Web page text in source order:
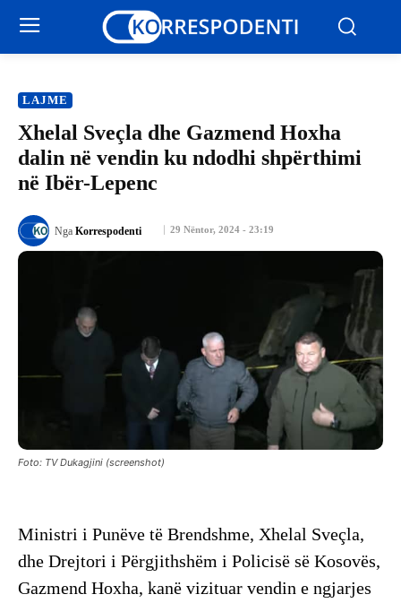
LAJME
Xhelal Sveçla dhe Gazmend Hoxha
dalin në vendin ku ndodhi shpërthimi
në Ibër-Lepenc
29 Nëntor, 2024 - 23:19
Nga Korrespodenti
Foto: TV Dukagjini (screenshot)
Ministri i Punëve të Brendshme, Xhelal Sveçla,
dhe Drejtori i Përgjithshëm i Policisë së Kosovës,
Gazmend Hoxha, kanë vizituar vendin e ngjarjes